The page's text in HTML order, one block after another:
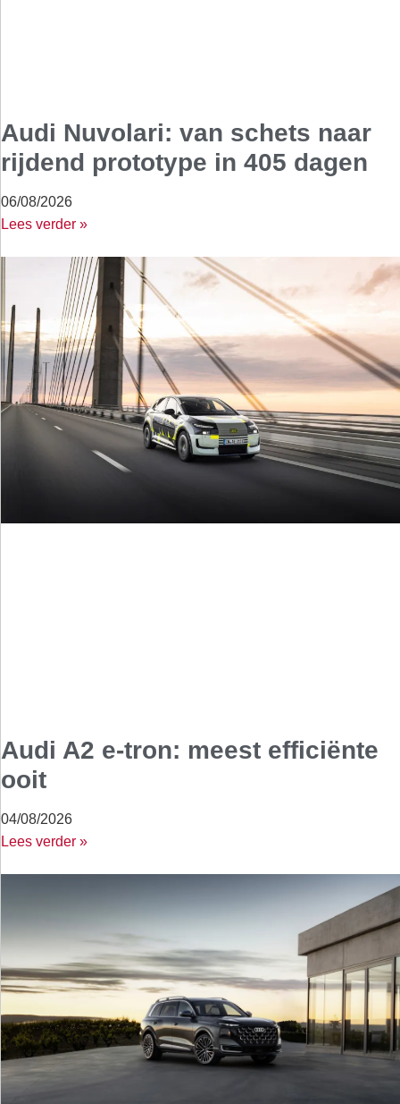
Audi Nuvolari: van schets naar
rijdend prototype in 405 dagen
06/08/2026
Lees verder »
Audi A2 e-tron: meest efficiënte
ooit
04/08/2026
Lees verder »